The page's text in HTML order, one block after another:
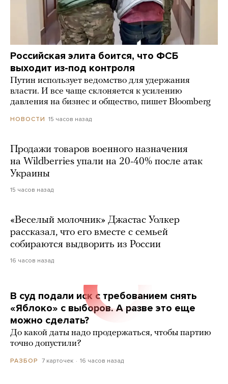
Российская элита боится, что ФСБ
выходит из-под контроля
Путин использует ведомство для удержания
власти. И все чаще склоняется к усилению
давления на бизнес и общество, пишет Bloomberg
НОВОСТИ 15 часов назад
Продажи товаров военного назначения
на Wildberries упали на 20-40% после атак
Украины
15 часов назад
«Веселый молочник» Джастас Уолкер
рассказал, что его вместе с семьей
собираются выдворить из России
16 часов назад
В суд подали иск с требованием снять
«Яблоко» с выборов. А разве это еще
можно сделать?
До какой даты надо продержаться, чтобы партию
точно допустили?
РАЗБОР 7 карточек 16 часов назад